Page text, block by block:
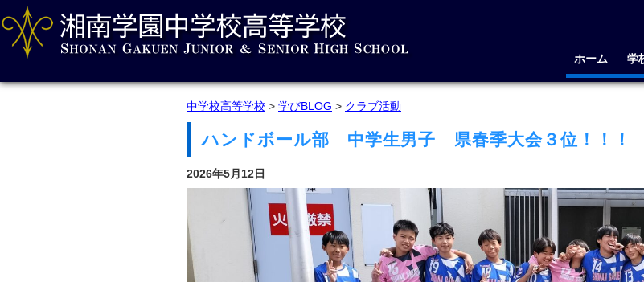
ホーム 学
中学校高等学校 > 学びBLOG > クラブ活動
ハンドボール部 中学生男子 県春季大会３位！！！
2026年5月12日